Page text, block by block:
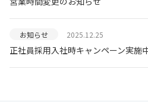
お知らせ 2025.12.25
正社員採用入社時キャンペーン実施